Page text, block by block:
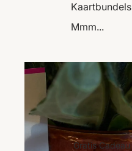
Kaartbundels
Mmm...
Gratis Cadeau